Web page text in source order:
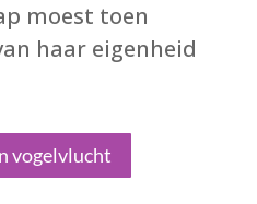
moest toen
haar eigenheid
vogelvlucht